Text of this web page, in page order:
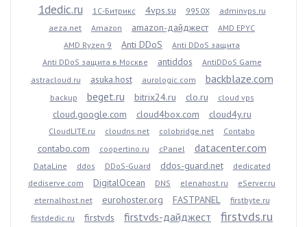
1dedic.ru 1С-Битрикс 4vps.su 9950X
adminvps.ru
aeza.net
Amazon amazon-дайджест
AMD EPYC
AMD Ryzen 9
Anti DDoS
Anti DDoS защита
Anti DDoS защита в Москве
antiddos
AntiDDoS Game
astracloud.ru
asuka.host aurologic.com backblaze.com
backup beget.ru bitrix24.ru clo.ru cloud vps
cloud.google.com cloud4box.com cloud4y.ru
CloudLITE.ru cloudns.net colobridge.net Contabo
contabo.com coopertino.ru cPanel datacenter.com
DataLine ddos DDoS-Guard ddos-guard.net
dedicated
dediserve.com
DigitalOcean DNS elenahost.ru
eServer.ru
eternalhost.net
eurohoster.org FASTPANEL
firstbyte.ru
firstdedic.ru
firstvds firstvds-дайджест firstvds.ru